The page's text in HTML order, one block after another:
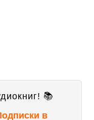
📚
в